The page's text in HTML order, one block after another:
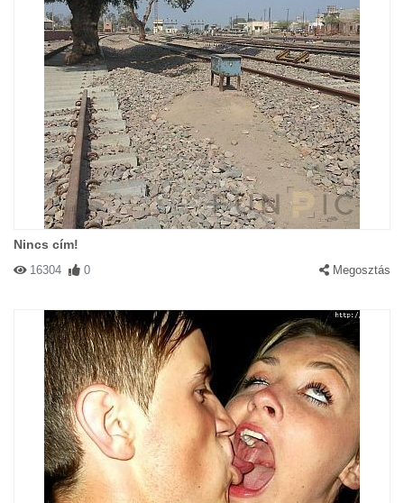
Nincs cím!
16304 0 Megosztás